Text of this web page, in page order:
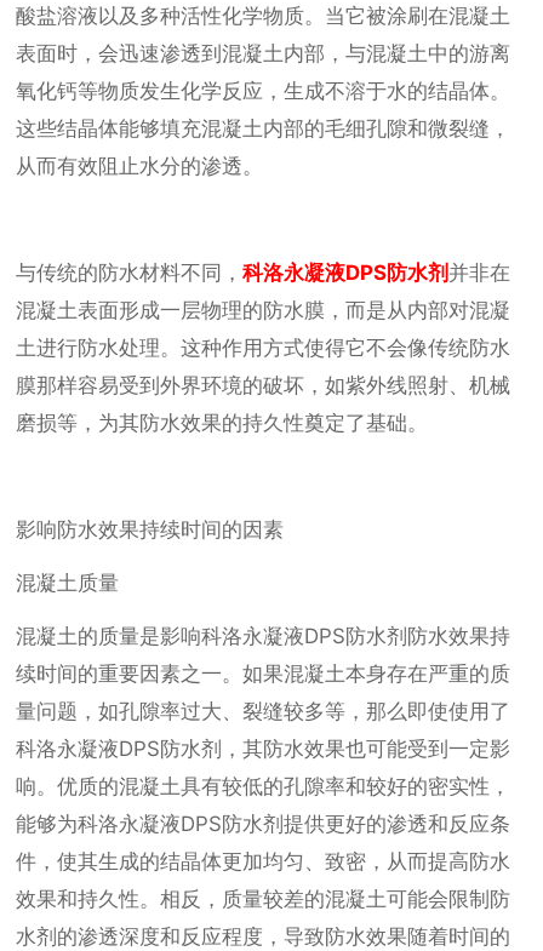
酸盐溶液以及多种活性化学物质。当它被涂刷在混凝土
表面时，会迅速渗透到混凝土内部，与混凝土中的游离
氧化钙等物质发生化学反应，生成不溶于水的结晶体。
这些结晶体能够填充混凝土内部的毛细孔隙和微裂缝，
从而有效阻止水分的渗透。
与传统的防水材料不同，科洛永凝液DPS防水剂 并非在
混凝土表面形成一层物理的防水膜，而是从内部对混凝
土进行防水处理。这种作用方式使得它不会像传统防水
膜那样容易受到外界环境的破坏，如紫外线照射、机械
磨损等，为其防水效果的持久性奠定了基础。
影响防水效果持续时间的因素
混凝土质量
混凝土的质量是影响科洛永凝液DPS防水剂防水效果持
续时间的重要因素之一。如果混凝土本身存在严重的质
量问题，如孔隙率过大、裂缝较多等，那么即使使用了
科洛永凝液DPS防水剂，其防水效果也可能受到一定影
响。优质的混凝土具有较低的孔隙率和较好的密实性，
能够为科洛永凝液DPS防水剂提供更好的渗透和反应条
件，使其生成的结晶体更加均匀、致密，从而提高防水
效果和持久性。相反，质量较差的混凝土可能会限制防
水剂的渗透深度和反应程度，导致防水效果随着时间的